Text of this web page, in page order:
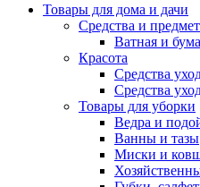
Товары для дома и дачи
Средства и
Ватная и
Красота
Средства
Средства
Товары для уборки
Ведра и
Ванны и тазы
Миски и